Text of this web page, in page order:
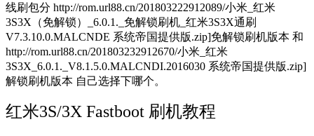
线刷包分 http://rom.url88.cn/201803222912089/小米_红米
3S3X（免解锁）_6.0.1._免解锁刷机_红米3S3X通刷
V7.3.10.0.MALCNDE 系统帝国提供版.zip]免解锁刷机版本 和
http://rom.url88.cn/201803232912670/小米_红米
3S3X_6.0.1._V8.1.5.0.MALCNDI.2016030 系统帝国提供版.zip]
解锁刷机版本 自己选择下哪个。
红米3S/3X Fastboot 刷机教程